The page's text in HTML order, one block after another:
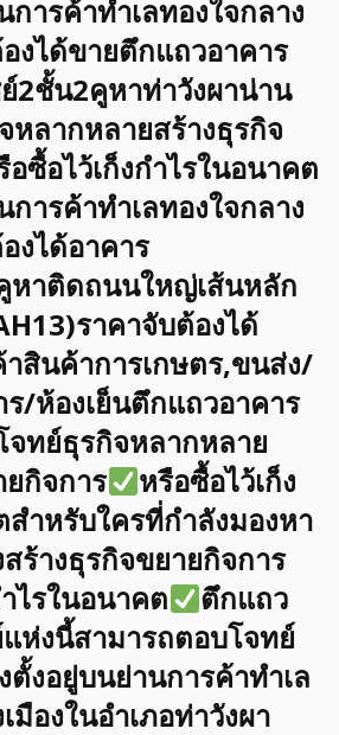
ารค้าทำเลทองใจกลาง
งได้ขายตึกแถวอาคาร
ชั้น2คูหาท่าวังผาน่าน
หลากหลายสร้างธุรกิจ
ซื้อไว้เก็งกำไรในอนาคต
ารค้าทำเลทองใจกลาง
งได้อาคาร
าติดถนนใหญ่เส้นหลัก
ราคาจับต้องได้
าสินค้าการเกษตร,ขนส่ง/
/ห้องเย็นตึกแถวอาคาร
ทย์ธุรกิจหลากหลาย
กิจการ
หรือซื้อไว้เก็ง
สำหรับใครที่กำลังมองหา
ร้างธุรกิจขยายกิจการ
ไรในอนาคต
ตึกแถว
ห่งนี้สามารถตอบโจทย์
งอยู่บนย่านการค้าทำเล
มืองในอำเภอท่าวังผา